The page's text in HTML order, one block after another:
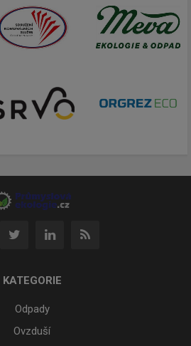
KATEGORIE
Odpady
Ovzduší